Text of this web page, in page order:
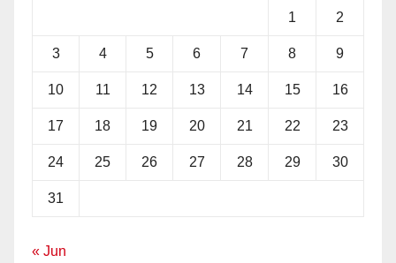
1 2
3 4 5 6 7 8 9
10 11 12 13 14 15 16
17 18 19 20 21 22 23
24 25 26 27 28 29 30
31
« Jun